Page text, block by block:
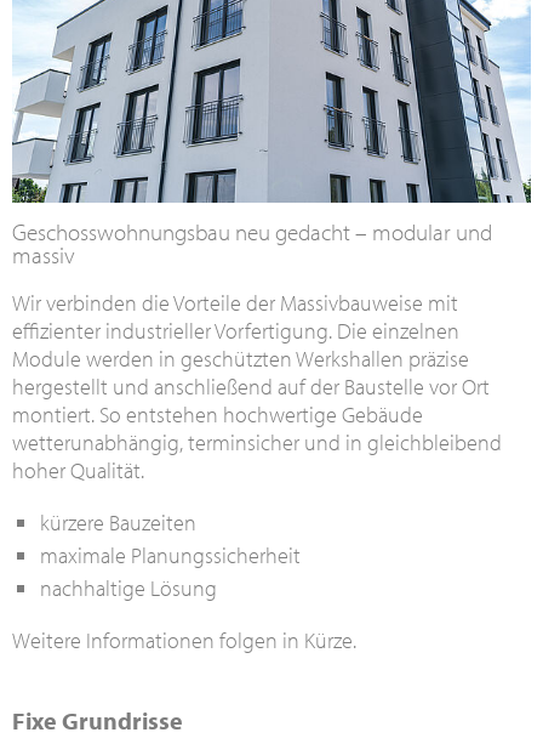
Geschosswohnungsbau neu gedacht – modular und
massiv
Wir verbinden die Vorteile der Massivbauweise mit
effizienter industrieller Vorfertigung. Die einzelnen
Module werden in geschützten Werkshallen präzise
hergestellt und anschließend auf der Baustelle vor Ort
montiert. So entstehen hochwertige Gebäude
wetterunabhängig, terminsicher und in gleichbleibend
hoher Qualität.
kürzere Bauzeiten
maximale Planungssicherheit
nachhaltige Lösung
Weitere Informationen folgen in Kürze.
Fixe Grundrisse